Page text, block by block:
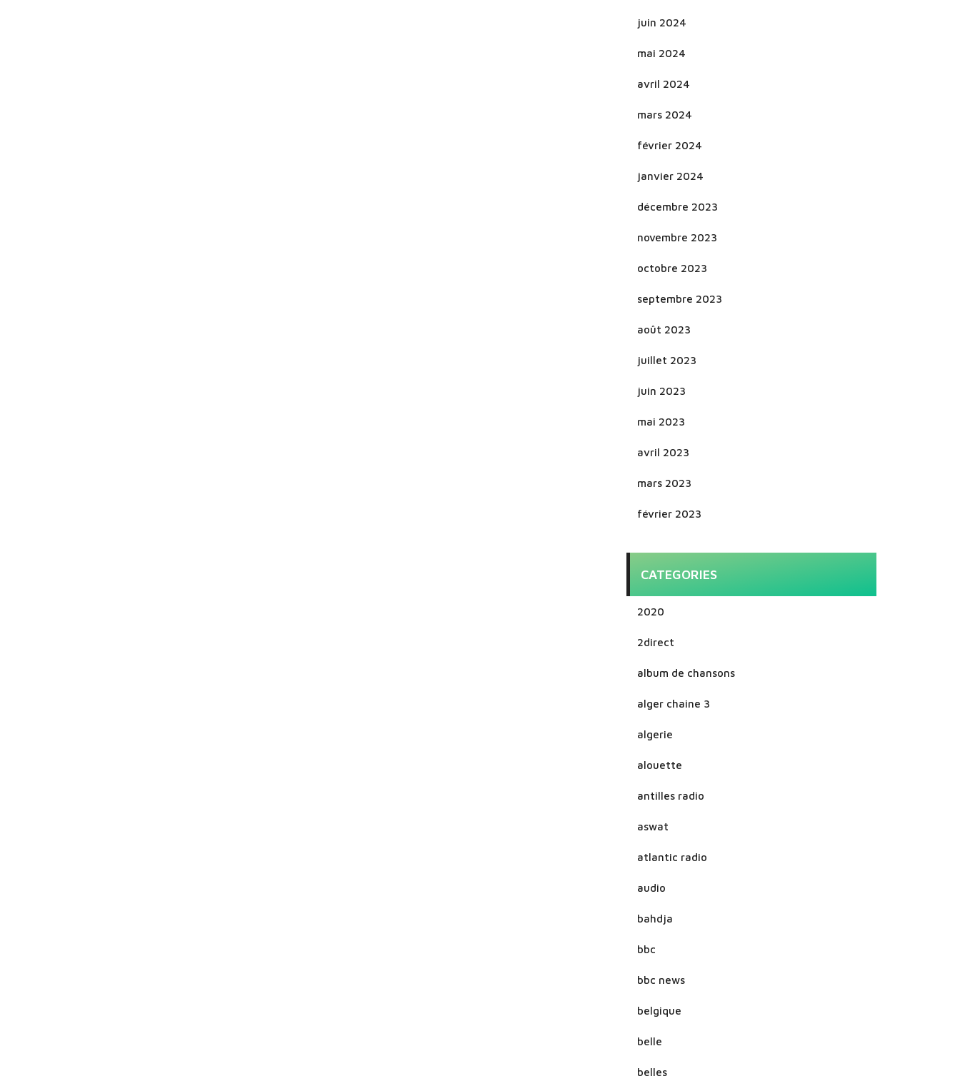
juin 2024
mai 2024
avril 2024
mars 2024
février 2024
janvier 2024
décembre 2023
novembre 2023
octobre 2023
septembre 2023
août 2023
juillet 2023
juin 2023
mai 2023
avril 2023
mars 2023
février 2023
CATEGORIES
2020
2direct
album de chansons
alger chaine 3
algerie
alouette
antilles radio
aswat
atlantic radio
audio
bahdja
bbc
bbc news
belgique
belle
belles